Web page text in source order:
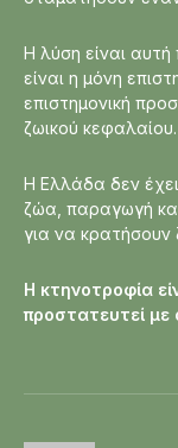
Η λύση είναι αυτή
είναι η μόνη
επιστημονική
ζωικού κεφαλαίου.
Η Ελλάδα δεν
ζώα, παραγωγή
για να κρατήσουν
Η κτηνοτροφία
προστατευτεί με